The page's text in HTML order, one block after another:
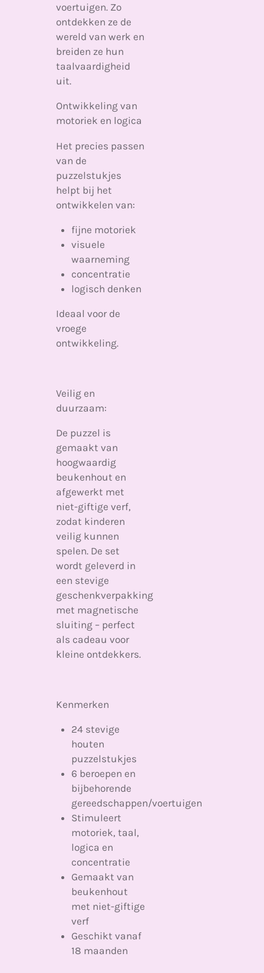
voertuigen. Zo
ontdekken ze de
wereld van werk en
breiden ze hun
taalvaardigheid
uit.
Ontwikkeling van
motoriek en logica
Het precies passen
van de
puzzelstukjes
helpt bij het
ontwikkelen van:
fijne motoriek
visuele
waarneming
concentratie
logisch denken
Ideaal voor de
vroege
ontwikkeling.
Veilig en
duurzaam:
De puzzel is
gemaakt van
hoogwaardig
beukenhout en
afgewerkt met
niet-giftige verf,
zodat kinderen
veilig kunnen
spelen. De set
wordt geleverd in
een stevige
geschenkverpakking
met magnetische
sluiting – perfect
als cadeau voor
kleine ontdekkers.
Kenmerken
24 stevige
houten
puzzelstukjes
6 beroepen en
bijbehorende
gereedschappen/voertuigen
Stimuleert
motoriek, taal,
logica en
concentratie
Gemaakt van
beukenhout
met niet-giftige
verf
Geschikt vanaf
18 maanden